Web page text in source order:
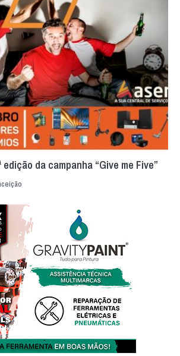
edição da campanha “Give me Five”